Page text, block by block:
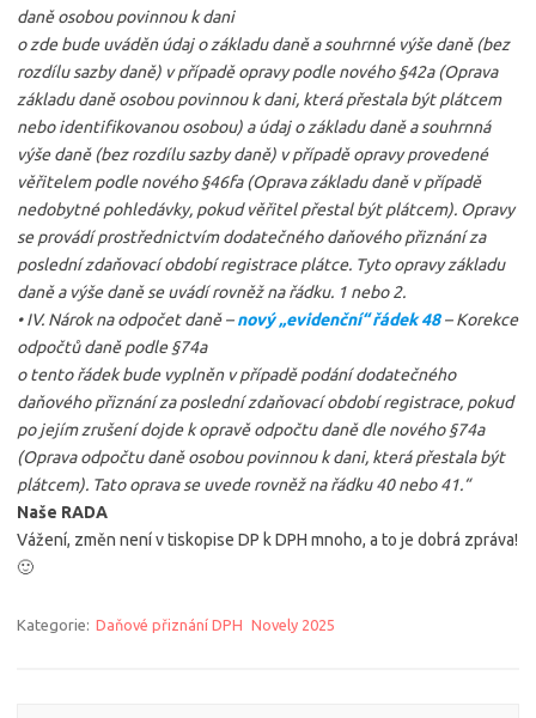
daně osobou povinnou k dani
o zde bude uváděn údaj o základu daně a souhrnné výše daně (bez
rozdílu sazby daně) v případě opravy podle nového §42a (Oprava
základu daně osobou povinnou k dani, která přestala být plátcem
nebo identifikovanou osobou) a údaj o základu daně a souhrnná
výše daně (bez rozdílu sazby daně) v případě opravy provedené
věřitelem podle nového §46fa (Oprava základu daně v případě
nedobytné pohledávky, pokud věřitel přestal být plátcem). Opravy
se provádí prostřednictvím dodatečného daňového přiznání za
poslední zdaňovací období registrace plátce. Tyto opravy základu
daně a výše daně se uvádí rovněž na řádku. 1 nebo 2.
• IV. Nárok na odpočet daně –nový „evidenční“ řádek 48– Korekce
odpočtů daně podle §74a
o tento řádek bude vyplněn v případě podání dodatečného
daňového přiznání za poslední zdaňovací období registrace, pokud
po jejím zrušení dojde k opravě odpočtu daně dle nového §74a
(Oprava odpočtu daně osobou povinnou k dani, která přestala být
plátcem). Tato oprava se uvede rovněž na řádku 40 nebo 41.“
Naše RADA
Vážení, změn není v tiskopise DP k DPH mnoho, a to je dobrá zpráva!
🙂
Kategorie: Daňové přiznání DPH Novely 2025